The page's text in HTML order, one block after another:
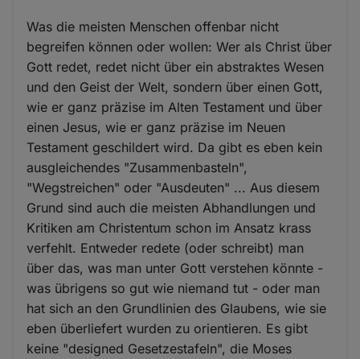
Was die meisten Menschen offenbar nicht
begreifen können oder wollen: Wer als Christ über
Gott redet, redet nicht über ein abstraktes Wesen
und den Geist der Welt, sondern über einen Gott,
wie er ganz präzise im Alten Testament und über
einen Jesus, wie er ganz präzise im Neuen
Testament geschildert wird. Da gibt es eben kein
ausgleichendes "Zusammenbasteln",
"Wegstreichen" oder "Ausdeuten" ... Aus diesem
Grund sind auch die meisten Abhandlungen und
Kritiken am Christentum schon im Ansatz krass
verfehlt. Entweder redete (oder schreibt) man
über das, was man unter Gott verstehen könnte -
was übrigens so gut wie niemand tut - oder man
hat sich an den Grundlinien des Glaubens, wie sie
eben überliefert wurden zu orientieren. Es gibt
keine "designed Gesetzestafeln", die Moses